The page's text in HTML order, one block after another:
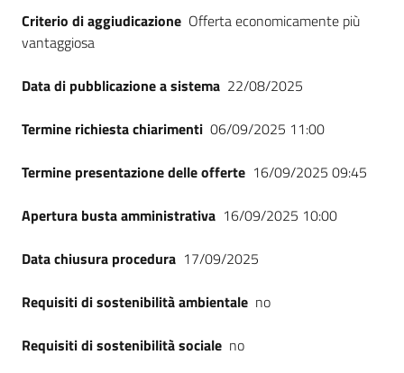
Criterio di aggiudicazione Offerta economicamente più
vantaggiosa
Data di pubblicazione a sistema 22/08/2025
Termine richiesta chiarimenti 06/09/2025 11:00
Termine presentazione delle offerte 16/09/2025 09:45
Apertura busta amministrativa 16/09/2025 10:00
Data chiusura procedura 17/09/2025
Requisiti di sostenibilità ambientale no
Requisiti di sostenibilità sociale no